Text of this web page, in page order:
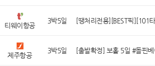
티웨이항공
3박5일
제주항공
3박5일